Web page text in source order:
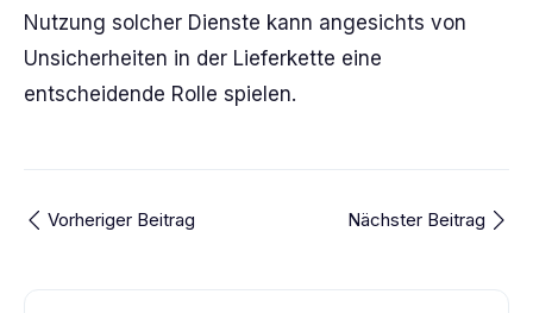
Nutzung solcher Dienste kann angesichts von
Unsicherheiten in der Lieferkette eine
entscheidende Rolle spielen.
Vorheriger Beitrag Nächster Beitrag